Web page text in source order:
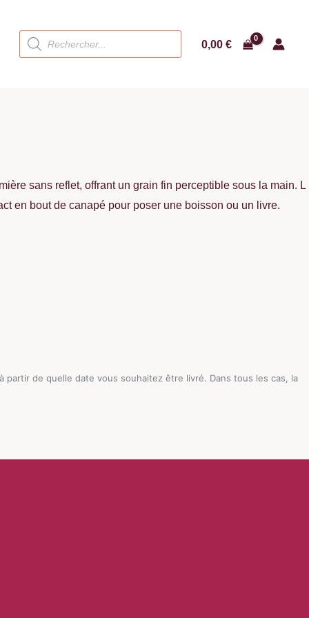
Recherche
de
produits
0,00 €
sans reflet, offrant un grain fin perceptible sous la main. L
en bout de canapé pour poser une boisson ou un livre.
de quelle date vous souhaitez être livré. Dans tous les cas, la